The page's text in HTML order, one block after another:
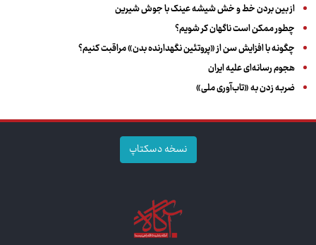
از بین بردن خط و خش شیشه عینک با جوش شیرین
چطور ممکن است ناگهان کر شویم؟
چگونه با افزایش سن از «پروتئین نگهدارنده بدن» مراقبت کنیم؟
هجوم رسانه‌ای علیه ایران
ضربه زدن به «تاب‌آوری ملی»
نسخه دسکتاپ